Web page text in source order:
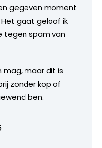
gegeven moment
gaat geloof ik
tegen spam van
mag, maar dit is
zonder kop of
ben.